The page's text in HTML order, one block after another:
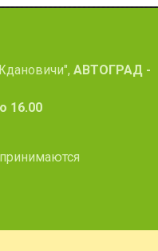
АВТОГРАД -
16.00